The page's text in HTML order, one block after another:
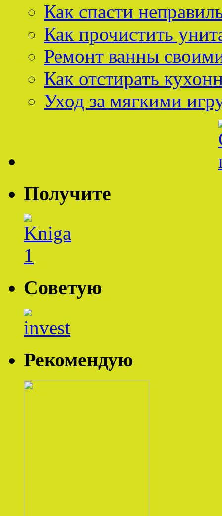
Как спасти
Как прочистить
Ремонт ванны
Как отстирать
Уход за мягкими
Получите
Советую
Рекомендую